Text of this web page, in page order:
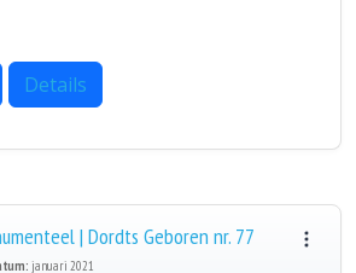
Details
| Dordts Geboren nr. 77
januari 2021